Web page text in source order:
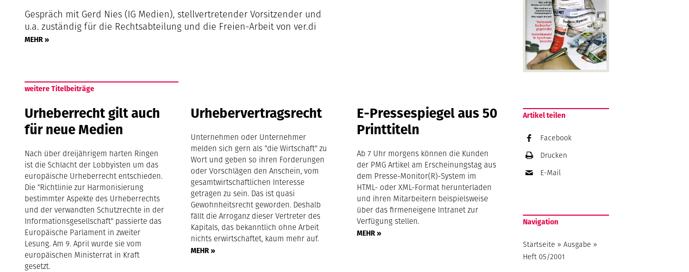
Gespräch mit Gerd Nies (IG Medien), stellvertretender Vorsitzender und
u.a. zuständig für die Rechtsabteilung und die Freien-Arbeit von ver.di
MEHR »
weitere Titelbeiträge
Urheberrecht gilt auch
für neue Medien
Nach über dreijährigem harten Ringen
ist die Schlacht der Lobbyisten um das
europäische Urheberrecht entschieden.
Die "Richtlinie zur Harmonisierung
bestimmter Aspekte des Urheberrechts
und der verwandten Schutzrechte in der
Informationsgesellschaft" passierte das
Europäische Parlament in zweiter
Lesung. Am 9. April wurde sie vom
europäischen Ministerrat in Kraft
gesetzt.
Urhebervertragsrecht
Unternehmen oder Unternehmer
melden sich gern als "die Wirtschaft" zu
Wort und geben so ihren Forderungen
oder Vorschlägen den Anschein, vom
gesamtwirtschaftlichen Interesse
getragen zu sein. Das ist quasi
Gewohnheitsrecht geworden. Deshalb
fällt die Arroganz dieser Vertreter des
Kapitals, das bekanntlich ohne Arbeit
nichts erwirtschaftet, kaum mehr auf.
MEHR »
E-Pressespiegel aus 50
Printtiteln
Ab 7 Uhr morgens können die Kunden
der PMG Artikel am Erscheinungstag aus
dem Presse-Monitor(R)-System im
HTML- oder XML-Format herunterladen
und ihren Mitarbeitern beispielsweise
über das firmeneigene Intranet zur
Verfügung stellen.
MEHR »
Artikel teilen
Facebook
Drucken
E-Mail
Navigation
Startseite »Ausgabe »
Heft 05/2001